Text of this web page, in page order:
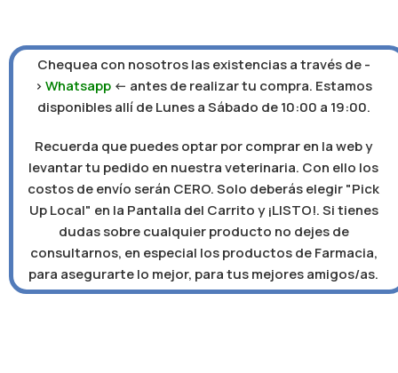
Chequea con nosotros las existencias a través de -
>Whatsapp <- antes de realizar tu compra. Estamos
disponibles allí de Lunes a Sábado de 10:00 a 19:00.
Recuerda que puedes optar por comprar en la web y
levantar tu pedido en nuestra veterinaria. Con ello los
costos de envío serán CERO. Solo deberás elegir "Pick
Up Local" en la Pantalla del Carrito y ¡LISTO!. Si tienes
dudas sobre cualquier producto no dejes de
consultarnos, en especial los productos de Farmacia,
para asegurarte lo mejor, para tus mejores amigos/as.